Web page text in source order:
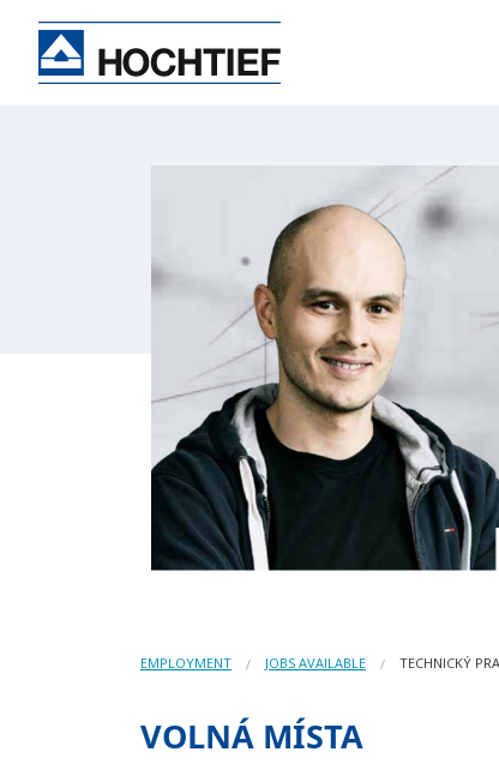
EMPLOYMENT JOBS AVAILABLE TECHNICKÝ
VOLNÁ MÍSTA